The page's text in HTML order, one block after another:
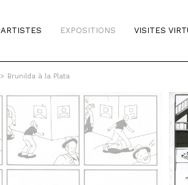
ARTISTES EXPOSITIONS VISITES
> Brunilda à la Plata